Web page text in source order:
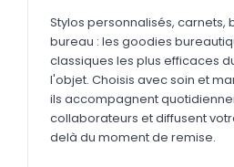
Stylos personnalisés, carnets,
bureau : les goodies
classiques les plus efficaces
l'objet. Choisis avec soin et
ils accompagnent
collaborateurs et diffusent
delà du moment de remise.